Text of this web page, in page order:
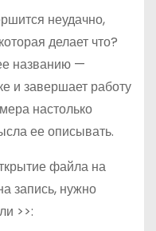
неудачно,
делает что?
названию —
и завершает работу
настолько
ее описывать.
файла на
запись, нужно
>>: